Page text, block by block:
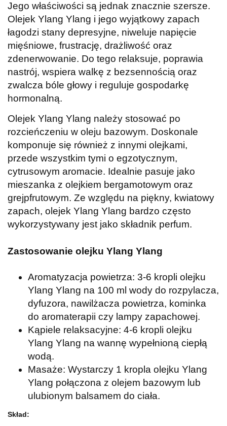
Jego właściwości są jednak znacznie szersze.
Olejek Ylang Ylang i jego wyjątkowy zapach
łagodzi stany depresyjne, niweluje napięcie
mięśniowe, frustrację, drażliwość oraz
zdenerwowanie. Do tego relaksuje, poprawia
nastrój, wspiera walkę z bezsennością oraz
zwalcza bóle głowy i reguluje gospodarkę
hormonalną.
Olejek Ylang Ylang należy stosować po
rozcieńczeniu w oleju bazowym. Doskonale
komponuje się również z innymi olejkami,
przede wszystkim tymi o egzotycznym,
cytrusowym aromacie. Idealnie pasuje jako
mieszanka z olejkiem bergamotowym oraz
grejpfrutowym. Ze względu na piękny, kwiatowy
zapach, olejek Ylang Ylang bardzo często
wykorzystywany jest jako składnik perfum.
Zastosowanie olejku Ylang Ylang
Aromatyzacja powietrza: 3-6 kropli olejku
Ylang Ylang na 100 ml wody do rozpylacza,
dyfuzora, nawilżacza powietrza, kominka
do aromaterapii czy lampy zapachowej.
Kąpiele relaksacyjne: 4-6 kropli olejku
Ylang Ylang na wannę wypełnioną ciepłą
wodą.
Masaże: Wystarczy 1 kropla olejku Ylang
Ylang połączona z olejem bazowym lub
ulubionym balsamem do ciała.
Skład: